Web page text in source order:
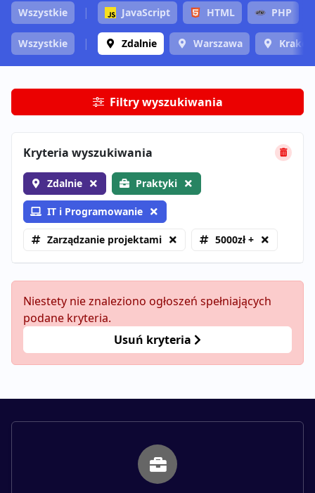
Wszystkie JavaScript HTML PHP
Wszystkie Zdalnie Warszawa
Filtry wyszukiwania
Kryteria wyszukiwania
Zdalnie Praktyki
IT i Programowanie
Zarządzanie projektami 5000zł +
Niestety nie znaleziono ogłoszeń spełniających
podane kryteria.
Usuń kryteria